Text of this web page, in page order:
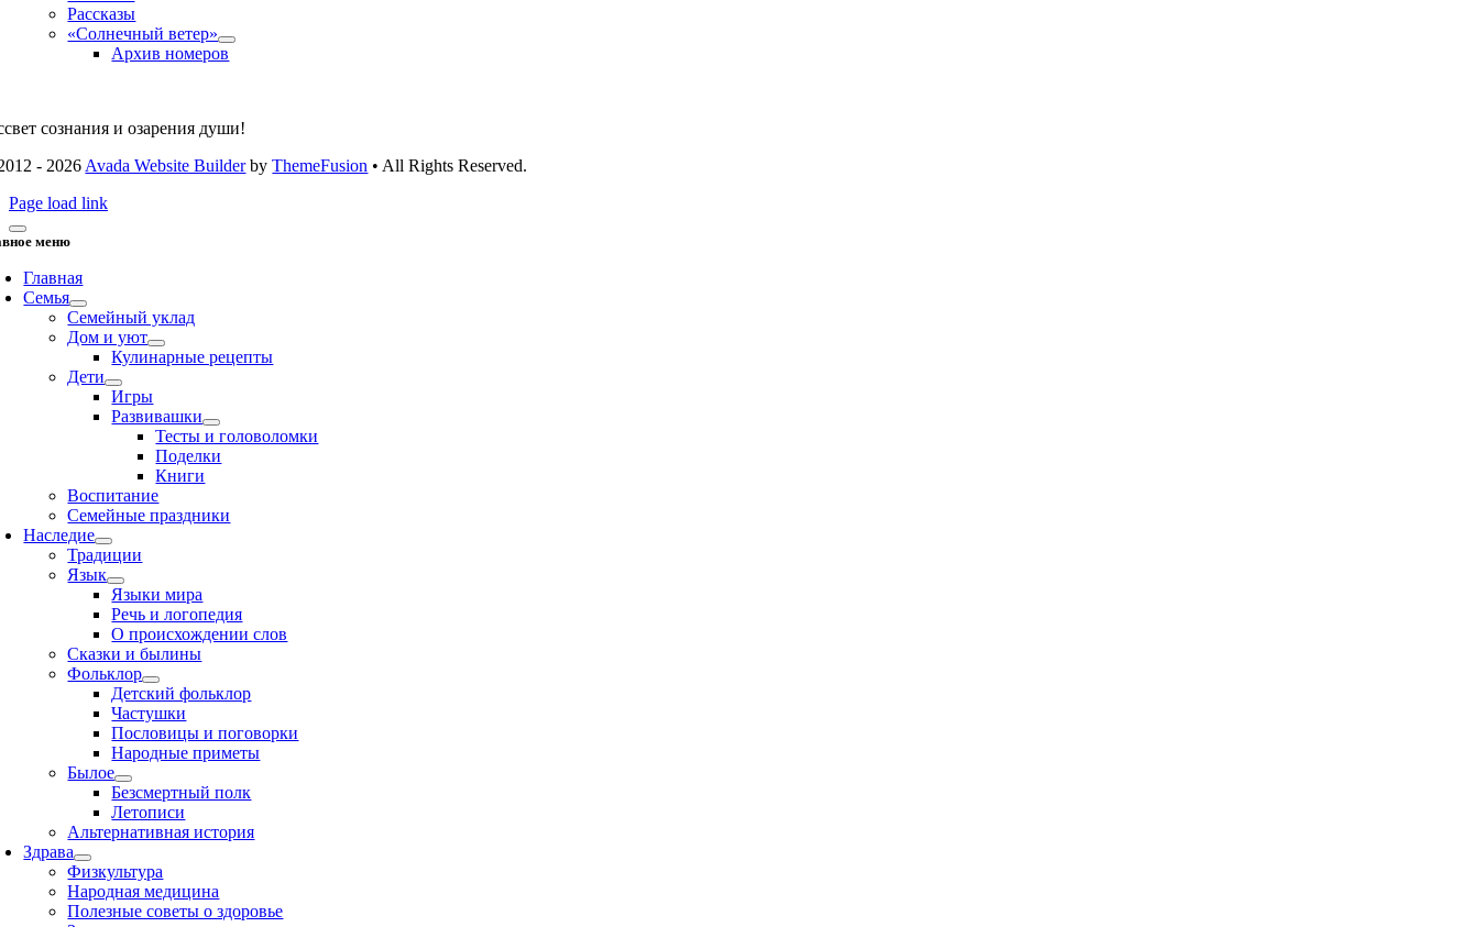
Рассказы
«Солнечный ветер»
Архив номеров
сознания и озарения души!
- 2026 Avada Website BuilderbyThemeFusion • All Rights Reserved.
Page load link
меню
Главная
Семья
Семейный уклад
Дом и уют
Кулинарные рецепты
Дети
Игры
Развивашки
Тесты и головоломки
Поделки
Книги
Воспитание
Семейные праздники
Наследие
Традиции
Язык
Языки мира
Речь и логопедия
О происхождении слов
Сказки и былины
Фольклор
Детский фольклор
Частушки
Пословицы и поговорки
Народные приметы
Былое
Безсмертный полк
Летописи
Альтернативная история
Здрава
Физкультура
Народная медицина
Полезные советы о здоровье